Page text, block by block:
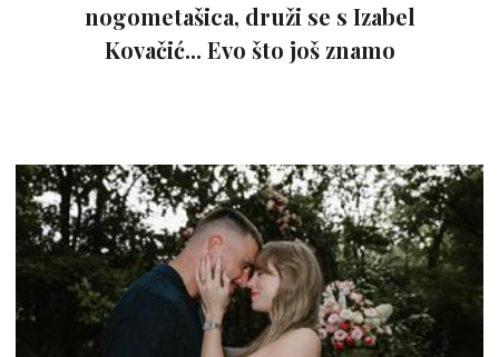
nogometašica, druži se s Izabel
Kovačić... Evo što još znamo